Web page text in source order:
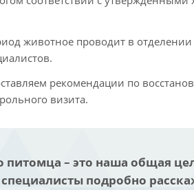
животное проводит в
рекомендации по
визита.
– это наша общая
подробно